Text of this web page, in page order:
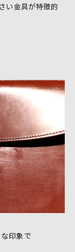
い金具が特徴的
印象で